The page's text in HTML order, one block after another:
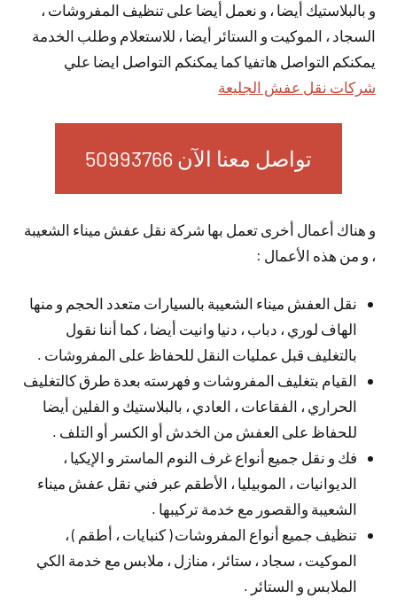
و بالبلاستيك أيضا ، و نعمل أيضا على تنظيف المفروشات ،
السجاد ، الموكيت و الستائر أيضا ، للاستعلام وطلب الخدمة
يمكنكم التواصل هاتفيا كما يمكنكم التواصل ايضا علي
شركات نقل عفش الجليعة
تواصل معنا الآن 50993766
و هناك أعمال أخرى تعمل بها شركة نقل عفش ميناء الشعيبة
، و من هذه الأعمال :
نقل العفش ميناء الشعيبة بالسيارات متعدد الحجم و منها
الهاف لوري ، دباب ، دنيا وانيت أيضا ، كما أننا نقول
بالتغليف قبل عمليات النقل للحفاظ على المفروشات .
القيام بتغليف المفروشات و فهرسته بعدة طرق كالتغليف
الحراري ، الفقاعات ، العادي ، بالبلاستيك و الفلين أيضا
للحفاظ على العفش من الخدش أو الكسر أو التلف .
فك و نقل جميع أنواع غرف النوم الماستر و الإيكيا ،
الديوانيات ، الموبيليا ، الأطقم عبر فني نقل عفش ميناء
الشعيبة والقصور مع خدمة تركيبها .
تنظيف جميع أنواع المفروشات ( كنبايات ، أطقم ) ،
الموكيت ، سجاد ، ستائر ، منازل ، ملابس مع خدمة الكي
الملابس و الستائر .